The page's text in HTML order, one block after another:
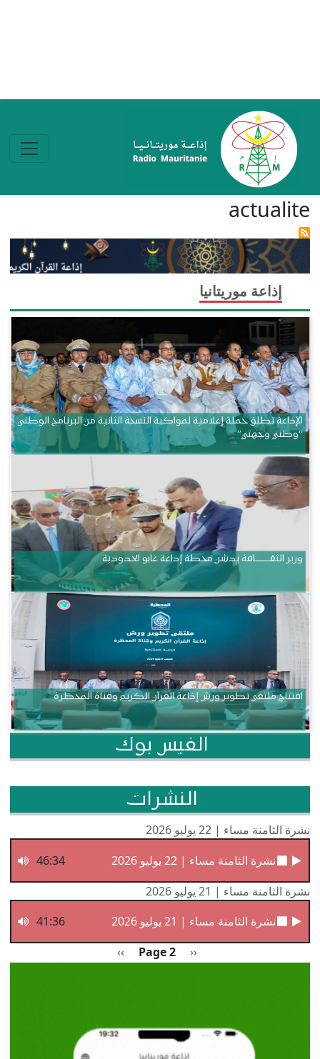
actualite
إذاعة موريتانيا
الإذاعة تطلق حملة إعلامية لمواكبة النسخة الثانية من البرنامج الوطني
“وطني وجهتي”
وزير الثقــــــــــافة يدشن محطة إذاعة غابو الحدودية
افتتاح ملتقى تطوير ورش إذاعة القرآن الكريم وقناة المحظرة
الفيس بوك
النشرات
نشرة الثامنة مساء | 22 يوليو 2026
نشرة الثامنة مساء | 22 يوليو 2026
46:34
نشرة الثامنة مساء | 21 يوليو 2026
نشرة الثامنة مساء | 21 يوليو 2026
41:36
Previous page
‹‹
Page 2 الصفحة التالية
››